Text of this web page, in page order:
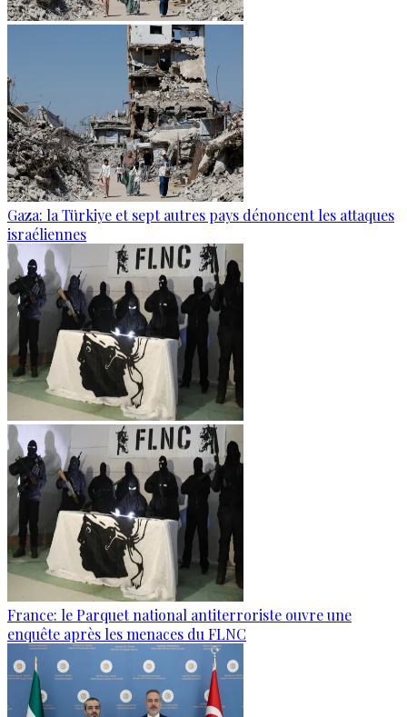
Gaza: la Türkiye et sept autres pays dénoncent les attaques
israéliennes
France: le Parquet national antiterroriste ouvre une
enquête après les menaces du FLNC